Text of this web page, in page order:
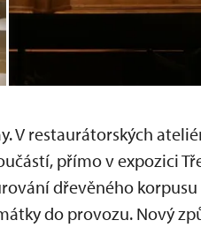
V restaurátorských
přímo v expozici
dřevěného
do provozu. Nový